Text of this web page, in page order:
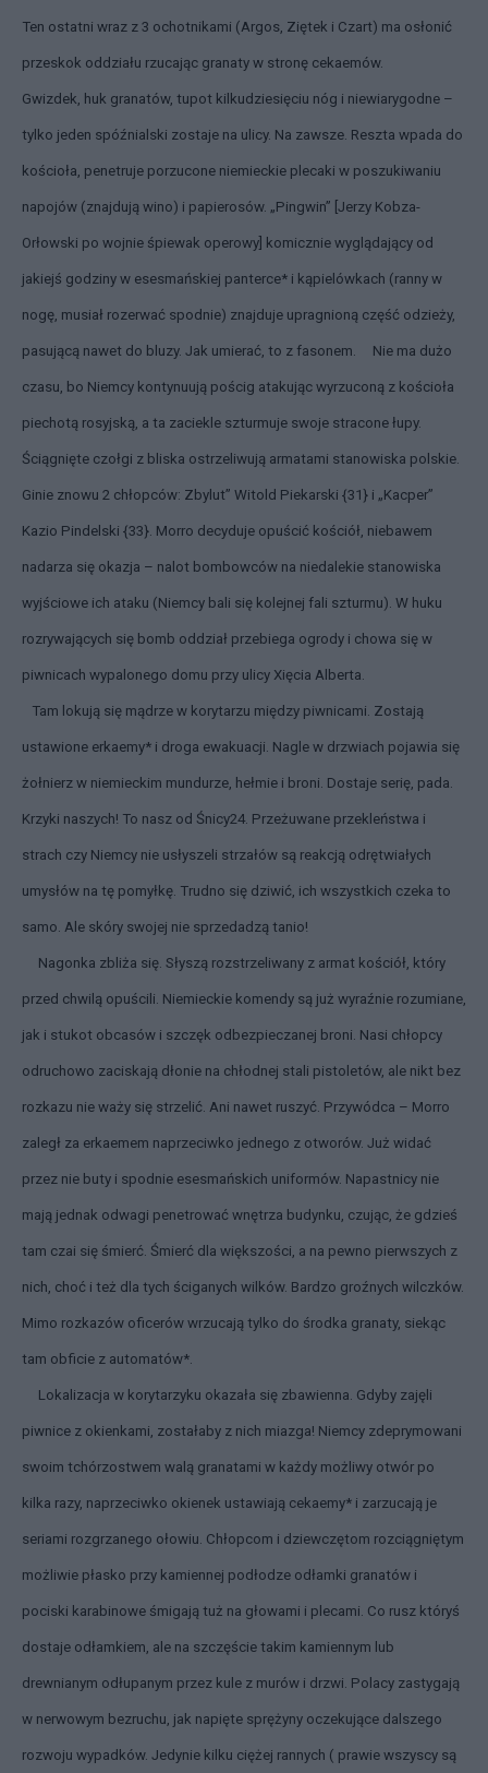
Ten ostatni wraz z 3 ochotnikami (Argos, Ziętek i Czart) ma osłonić
przeskok oddziału rzucając granaty w stronę cekaemów.
Gwizdek, huk granatów, tupot kilkudziesięciu nóg i niewiarygodne –
tylko jeden spóźnialski zostaje na ulicy. Na zawsze. Reszta wpada do
kościoła, penetruje porzucone niemieckie plecaki w poszukiwaniu
napojów (znajdują wino) i papierosów. „Pingwin” [Jerzy Kobza-
Orłowski po wojnie śpiewak operowy] komicznie wyglądający od
jakiejś godziny w esesmańskiej panterce* i kąpielówkach (ranny w
nogę, musiał rozerwać spodnie) znajduje upragnioną część odzieży,
pasującą nawet do bluzy. Jak umierać, to z fasonem. Nie ma dużo
czasu, bo Niemcy kontynuują pościg atakując wyrzuconą z kościoła
piechotą rosyjską, a ta zaciekle szturmuje swoje stracone łupy.
Ściągnięte czołgi z bliska ostrzeliwują armatami stanowiska polskie.
Ginie znowu 2 chłopców: Zbylut” Witold Piekarski {31} i „Kacper”
Kazio Pindelski {33}. Morro decyduje opuścić kościół, niebawem
nadarza się okazja – nalot bombowców na niedalekie stanowiska
wyjściowe ich ataku (Niemcy bali się kolejnej fali szturmu). W huku
rozrywających się bomb oddział przebiega ogrody i chowa się w
piwnicach wypalonego domu przy ulicy Xięcia Alberta.
Tam lokują się mądrze w korytarzu między piwnicami. Zostają
ustawione erkaemy* i droga ewakuacji. Nagle w drzwiach pojawia się
żołnierz w niemieckim mundurze, hełmie i broni. Dostaje serię, pada.
Krzyki naszych! To nasz od Śnicy24. Przeżuwane przekleństwa i
strach czy Niemcy nie usłyszeli strzałów są reakcją odrętwiałych
umysłów na tę pomyłkę. Trudno się dziwić, ich wszystkich czeka to
samo. Ale skóry swojej nie sprzedadzą tanio!
Nagonka zbliża się. Słyszą rozstrzeliwany z armat kościół, który
przed chwilą opuścili. Niemieckie komendy są już wyraźnie rozumiane,
jak i stukot obcasów i szczęk odbezpieczanej broni. Nasi chłopcy
odruchowo zaciskają dłonie na chłodnej stali pistoletów, ale nikt bez
rozkazu nie waży się strzelić. Ani nawet ruszyć. Przywódca – Morro
zaległ za erkaemem naprzeciwko jednego z otworów. Już widać
przez nie buty i spodnie esesmańskich uniformów. Napastnicy nie
mają jednak odwagi penetrować wnętrza budynku, czując, że gdzieś
tam czai się śmierć. Śmierć dla większości, a na pewno pierwszych z
nich, choć i też dla tych ściganych wilków. Bardzo groźnych wilczków.
Mimo rozkazów oficerów wrzucają tylko do środka granaty, siekąc
tam obficie z automatów*.
Lokalizacja w korytarzyku okazała się zbawienna. Gdyby zajęli
piwnice z okienkami, zostałaby z nich miazga! Niemcy zdeprymowani
swoim tchórzostwem walą granatami w każdy możliwy otwór po
kilka razy, naprzeciwko okienek ustawiają cekaemy* i zarzucają je
seriami rozgrzanego ołowiu. Chłopcom i dziewczętom rozciągniętym
możliwie płasko przy kamiennej podłodze odłamki granatów i
pociski karabinowe śmigają tuż na głowami i plecami. Co rusz któryś
dostaje odłamkiem, ale na szczęście takim kamiennym lub
drewnianym odłupanym przez kule z murów i drzwi. Polacy zastygają
w nerwowym bezruchu, jak napięte sprężyny oczekujące dalszego
rozwoju wypadków. Jedynie kilku ciężej rannych ( prawie wszyscy są